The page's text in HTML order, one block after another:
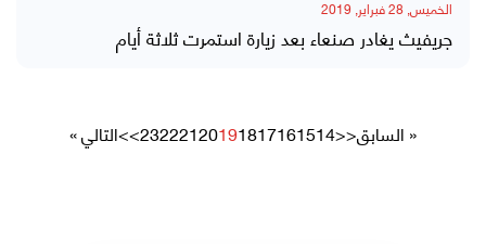
الخميس, 28 فبراير, 2019
جريفيث يغادر صنعاء بعد زيارة استمرت ثلاثة أيام
« السابق<<
14
15
16
17
18
19
20
21
22
23
>>التالي »